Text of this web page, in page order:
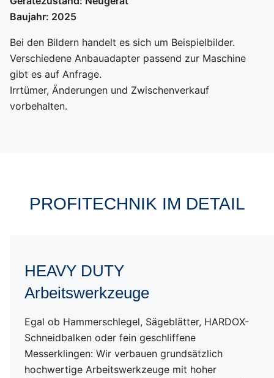
Baujahr: 2025
Bei den Bildern handelt es sich um Beispielbilder.
Verschiedene Anbauadapter passend zur Maschine
gibt es auf Anfrage.
Irrtümer, Änderungen und Zwischenverkauf
vorbehalten.
PROFITECHNIK IM DETAIL
Anti-Kavitationsventil
POWER DRIVE
Robuste Bauweise
HEAVY DUTY
Arbeitswerkzeuge
Egal ob Hammerschlegel, Sägeblätter, HARDOX-
Schneidbalken oder fein geschliffene
Messerklingen: Wir verbauen grundsätzlich
hochwertige Arbeitswerkzeuge mit hoher